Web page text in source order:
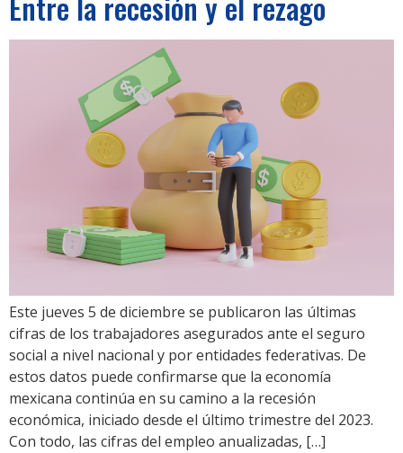
Este jueves 5 de diciembre se publicaron las últimas
cifras de los trabajadores asegurados ante el seguro
social a nivel nacional y por entidades federativas. De
estos datos puede confirmarse que la economía
mexicana continúa en su camino a la recesión
económica, iniciado desde el último trimestre del 2023.
Con todo, las cifras del empleo anualizadas, […]